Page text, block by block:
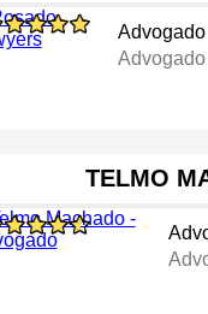
Advogado
Advogado
TELMO